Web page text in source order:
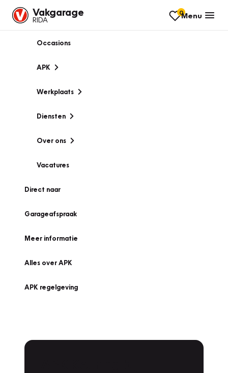
Vakgarage
RIDA
0Menu
Occasions
APK
Werkplaats
Diensten
Over ons
Vacatures
Direct naar
Garageafspraak
Meer informatie
Alles over APK
APK regelgeving